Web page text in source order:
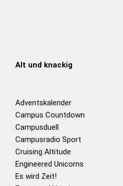
Alt und knackig
Adventskalender
Campus Countdown
Campusduell
Campusradio Sport
Cruising Altitude
Engineered Unicorns
Es wird Zeit!